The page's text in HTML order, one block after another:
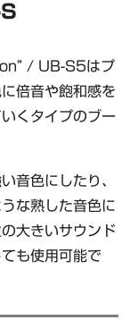
/ UB-S5はプ
倍音や飽和感を
くタイプのブー
音色にしたり、
な熟した音色に
大きいサウンド
も使用可能で